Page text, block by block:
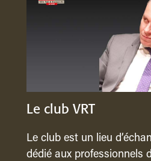
Le club VRT
Le club est un lieu
dédié aux professionnels